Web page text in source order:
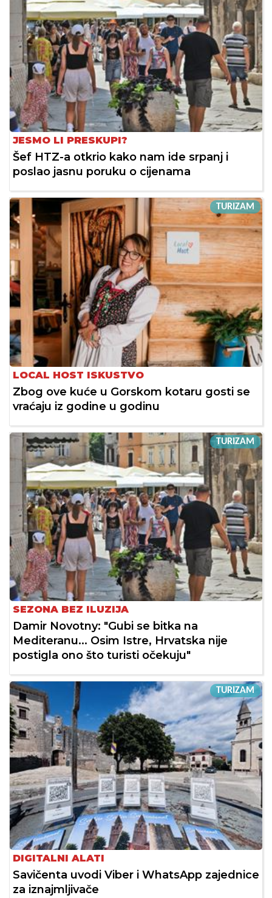
JESMO LI PRESKUPI?
Šef HTZ-a otkrio kako nam ide srpanj i
poslao jasnu poruku o cijenama
TURIZAM
LOCAL HOST ISKUSTVO
Zbog ove kuće u Gorskom kotaru gosti se
vraćaju iz godine u godinu
TURIZAM
SEZONA BEZ ILUZIJA
Damir Novotny: "Gubi se bitka na
Mediteranu... Osim Istre, Hrvatska nije
postigla ono što turisti očekuju"
TURIZAM
DIGITALNI ALATI
Savičenta uvodi Viber i WhatsApp zajednice
za iznajmljivače